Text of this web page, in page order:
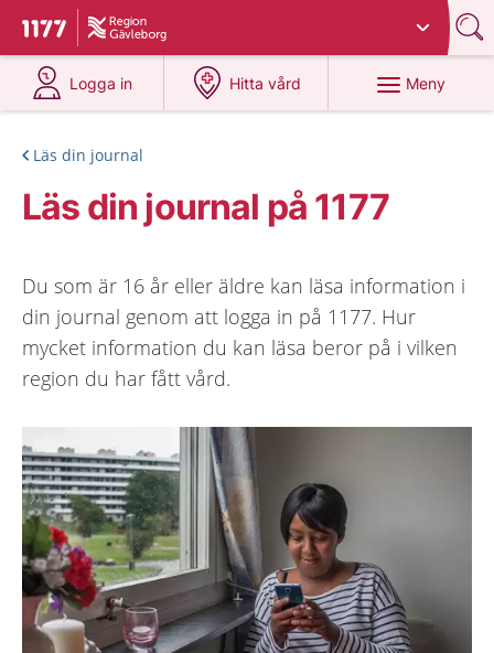
Till startsidan för 1177
Du har valt region
Logga in
på 1177.se
Hitta vård
på 1177.se
Meny
Läs din journal
Läs din journal på 1177
Du som är 16 år eller äldre kan läsa information i
din journal genom att logga in på 1177. Hur
mycket information du kan läsa beror på i vilken
region du har fått vård.